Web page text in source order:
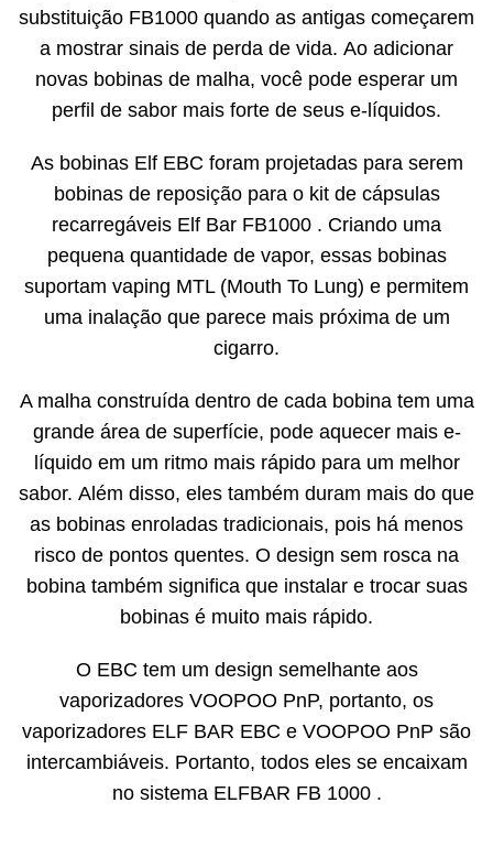
substituição FB1000 quando as antigas começarem
a mostrar sinais de perda de vida. Ao adicionar
novas bobinas de malha, você pode esperar um
perfil de sabor mais forte de seus e-líquidos.
As bobinas Elf EBC foram projetadas para serem
bobinas de reposição para o kit de cápsulas
recarregáveis ​​Elf Bar FB1000 . Criando uma
pequena quantidade de vapor, essas bobinas
suportam vaping MTL (Mouth To Lung) e permitem
uma inalação que parece mais próxima de um
cigarro.
A malha construída dentro de cada bobina tem uma
grande área de superfície, pode aquecer mais e-
líquido em um ritmo mais rápido para um melhor
sabor. Além disso, eles também duram mais do que
as bobinas enroladas tradicionais, pois há menos
risco de pontos quentes. O design sem rosca na
bobina também significa que instalar e trocar suas
bobinas é muito mais rápido.
O EBC tem um design semelhante aos
vaporizadores VOOPOO PnP, portanto, os
vaporizadores ELF BAR EBC e VOOPOO PnP são
intercambiáveis. Portanto, todos eles se encaixam
no sistema ELFBAR FB 1000 .